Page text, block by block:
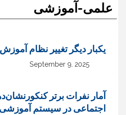
علمی-آموزشی
یک‏بار دیگر تغییر نظام
September 9, 2025
آمار نفرات برتر
اجتماعی در سیستم آموزشی